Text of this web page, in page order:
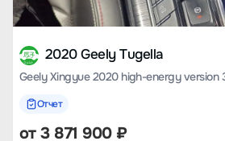
2020 Geely Tugella
Geely Xingyue 2020 high-energy version
Отчет
от3 871 900₽